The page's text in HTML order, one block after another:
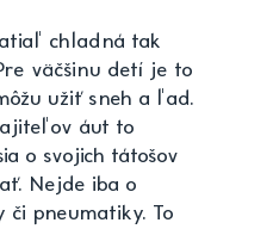
chladná tak
väčšinu detí je to
užiť sneh a ľad.
áut to
o svojich tátošov
Nejde iba o
či pneumatiky. To